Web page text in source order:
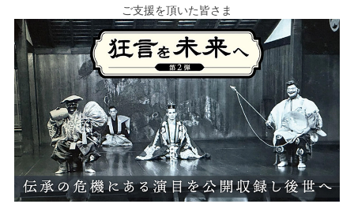
ご支援を頂いた皆さま